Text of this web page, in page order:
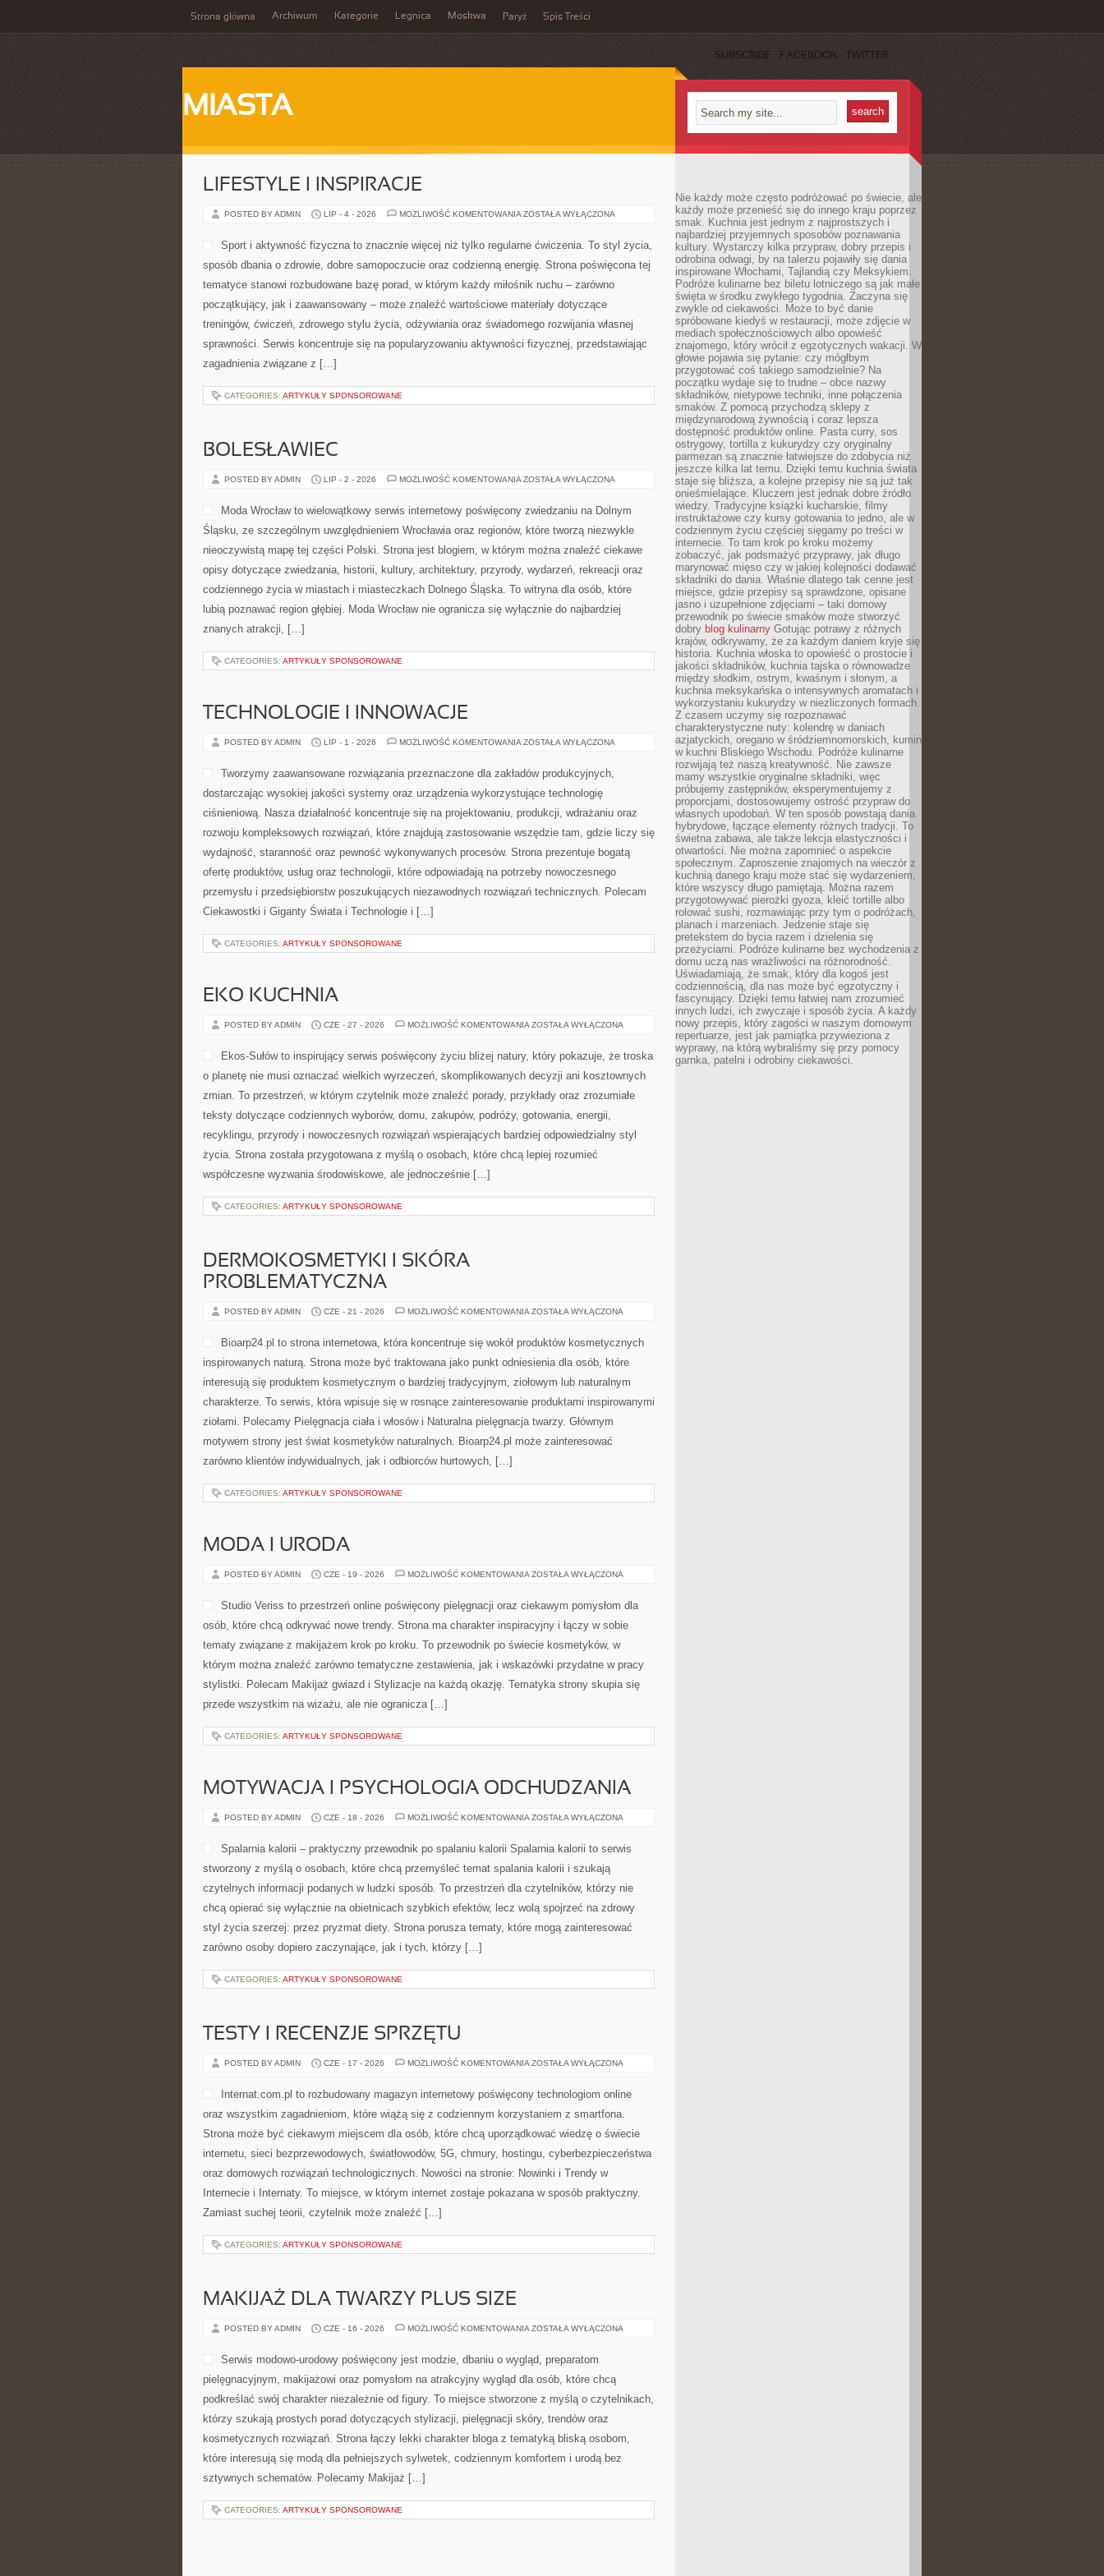
Strona główna Archiwum Kategorie Legnica Moskwa Paryż Spis Treści
SUBSCRIBE FACEBOOK TWITTER
MIASTA
LIFESTYLE I INSPIRACJE
POSTED BY ADMIN LIP - 4 - 2026 MOŻLIWOŚĆ KOMENTOWANIA LIFESTYLE
ZOSTAŁA WYŁĄCZONA
Sport i aktywność fizyczna to znacznie więcej niż tylko regularne ćwiczenia. To styl życia,
sposób dbania o zdrowie, dobre samopoczucie oraz codzienną energię. Strona poświęcona tej
tematyce stanowi rozbudowane bazę porad, w którym każdy miłośnik ruchu – zarówno
początkujący, jak i zaawansowany – może znaleźć wartościowe materiały dotyczące
treningów, ćwiczeń, zdrowego stylu życia, odżywiania oraz świadomego rozwijania własnej
sprawności. Serwis koncentruje się na popularyzowaniu aktywności fizycznej, przedstawiając
zagadnienia związane z […]
CATEGORIES: ARTYKUŁY SPONSOROWANE
BOLESŁAWIEC
POSTED BY ADMIN LIP - 2 - 2026 MOŻLIWOŚĆ KOMENTOWANIA BOLESŁAWIEC
ZOSTAŁA WYŁĄCZONA
Moda Wrocław to wielowątkowy serwis internetowy poświęcony zwiedzaniu na Dolnym
Śląsku, ze szczególnym uwzględnieniem Wrocławia oraz regionów, które tworzą niezwykle
nieoczywistą mapę tej części Polski. Strona jest blogiem, w którym można znaleźć ciekawe
opisy dotyczące zwiedzania, historii, kultury, architektury, przyrody, wydarzeń, rekreacji oraz
codziennego życia w miastach i miasteczkach Dolnego Śląska. To witryna dla osób, które
lubią poznawać region głębiej. Moda Wrocław nie ogranicza się wyłącznie do najbardziej
znanych atrakcji, […]
CATEGORIES: ARTYKUŁY SPONSOROWANE
TECHNOLOGIE I INNOWACJE
POSTED BY ADMIN LIP - 1 - 2026 MOŻLIWOŚĆ KOMENTOWANIA TECHNOLOGIE
ZOSTAŁA WYŁĄCZONA
Tworzymy zaawansowane rozwiązania przeznaczone dla zakładów produkcyjnych,
dostarczając wysokiej jakości systemy oraz urządzenia wykorzystujące technologię
ciśnieniową. Nasza działalność koncentruje się na projektowaniu, produkcji, wdrażaniu oraz
rozwoju kompleksowych rozwiązań, które znajdują zastosowanie wszędzie tam, gdzie liczy się
wydajność, staranność oraz pewność wykonywanych procesów. Strona prezentuje bogatą
ofertę produktów, usług oraz technologii, które odpowiadają na potrzeby nowoczesnego
przemysłu i przedsiębiorstw poszukujących niezawodnych rozwiązań technicznych. Polecam
Ciekawostki i Giganty Świata i Technologie i […]
CATEGORIES: ARTYKUŁY SPONSOROWANE
EKO KUCHNIA
POSTED BY ADMIN CZE - 27 - 2026 MOŻLIWOŚĆ KOMENTOWANIA EKO
ZOSTAŁA WYŁĄCZONA
Ekos-Sułów to inspirujący serwis poświęcony życiu bliżej natury, który pokazuje, że troska
o planetę nie musi oznaczać wielkich wyrzeczeń, skomplikowanych decyzji ani kosztownych
zmian. To przestrzeń, w którym czytelnik może znaleźć porady, przykłady oraz zrozumiałe
teksty dotyczące codziennych wyborów, domu, zakupów, podróży, gotowania, energii,
recyklingu, przyrody i nowoczesnych rozwiązań wspierających bardziej odpowiedzialny styl
życia. Strona została przygotowana z myślą o osobach, które chcą lepiej rozumieć
współczesne wyzwania środowiskowe, ale jednocześnie […]
CATEGORIES: ARTYKUŁY SPONSOROWANE
DERMOKOSMETYKI I SKÓRA
PROBLEMATYCZNA
POSTED BY ADMIN CZE - 21 - 2026 MOŻLIWOŚĆ KOMENTOWANIA DERMOKOSMETYKI
PROBLEMATYCZNA
ZOSTAŁA WYŁĄCZONA
Bioarp24.pl to strona internetowa, która koncentruje się wokół produktów kosmetycznych
inspirowanych naturą. Strona może być traktowana jako punkt odniesienia dla osób, które
interesują się produktem kosmetycznym o bardziej tradycyjnym, ziołowym lub naturalnym
charakterze. To serwis, która wpisuje się w rosnące zainteresowanie produktami inspirowanymi
ziołami. Polecamy Pielęgnacja ciała i włosów i Naturalna pielęgnacja twarzy. Głównym
motywem strony jest świat kosmetyków naturalnych. Bioarp24.pl może zainteresować
zarówno klientów indywidualnych, jak i odbiorców hurtowych, […]
CATEGORIES: ARTYKUŁY SPONSOROWANE
MODA I URODA
POSTED BY ADMIN CZE - 19 - 2026 MOŻLIWOŚĆ KOMENTOWANIA MODA
ZOSTAŁA WYŁĄCZONA
Studio Veriss to przestrzeń online poświęcony pielęgnacji oraz ciekawym pomysłom dla
osób, które chcą odkrywać nowe trendy. Strona ma charakter inspiracyjny i łączy w sobie
tematy związane z makijażem krok po kroku. To przewodnik po świecie kosmetyków, w
którym można znaleźć zarówno tematyczne zestawienia, jak i wskazówki przydatne w pracy
stylistki. Polecam Makijaż gwiazd i Stylizacje na każdą okazję. Tematyka strony skupia się
przede wszystkim na wizażu, ale nie ogranicza […]
CATEGORIES: ARTYKUŁY SPONSOROWANE
MOTYWACJA I PSYCHOLOGIA ODCHUDZANIA
POSTED BY ADMIN CZE - 18 - 2026 MOŻLIWOŚĆ KOMENTOWANIA MOTYWACJA
ODCHUDZANIA
ZOSTAŁA WYŁĄCZONA
Spalarnia kalorii – praktyczny przewodnik po spalaniu kalorii Spalarnia kalorii to serwis
stworzony z myślą o osobach, które chcą przemyśleć temat spalania kalorii i szukają
czytelnych informacji podanych w ludzki sposób. To przestrzeń dla czytelników, którzy nie
chcą opierać się wyłącznie na obietnicach szybkich efektów, lecz wolą spojrzeć na zdrowy
styl życia szerzej: przez pryzmat diety. Strona porusza tematy, które mogą zainteresować
zarówno osoby dopiero zaczynające, jak i tych, którzy […]
CATEGORIES: ARTYKUŁY SPONSOROWANE
TESTY I RECENZJE SPRZĘTU
POSTED BY ADMIN CZE - 17 - 2026 MOŻLIWOŚĆ KOMENTOWANIA TESTY
SPRZĘTU
ZOSTAŁA WYŁĄCZONA
Internat.com.pl to rozbudowany magazyn internetowy poświęcony technologiom online
oraz wszystkim zagadnieniom, które wiążą się z codziennym korzystaniem z smartfona.
Strona może być ciekawym miejscem dla osób, które chcą uporządkować wiedzę o świecie
internetu, sieci bezprzewodowych, światłowodów, 5G, chmury, hostingu, cyberbezpieczeństwa
oraz domowych rozwiązań technologicznych. Nowości na stronie: Nowinki i Trendy w
Internecie i Internaty. To miejsce, w którym internet zostaje pokazana w sposób praktyczny.
Zamiast suchej teorii, czytelnik może znaleźć […]
CATEGORIES: ARTYKUŁY SPONSOROWANE
MAKIJAŻ DLA TWARZY PLUS SIZE
POSTED BY ADMIN CZE - 16 - 2026 MOŻLIWOŚĆ KOMENTOWANIA MAKIJAŻ
PLUS
SIZE
ZOSTAŁA WYŁĄCZONA
Serwis modowo-urodowy poświęcony jest modzie, dbaniu o wygląd, preparatom
pielęgnacyjnym, makijażowi oraz pomysłom na atrakcyjny wygląd dla osób, które chcą
podkreślać swój charakter niezależnie od figury. To miejsce stworzone z myślą o czytelnikach,
którzy szukają prostych porad dotyczących stylizacji, pielęgnacji skóry, trendów oraz
kosmetycznych rozwiązań. Strona łączy lekki charakter bloga z tematyką bliską osobom,
które interesują się modą dla pełniejszych sylwetek, codziennym komfortem i urodą bez
sztywnych schematów. Polecamy Makijaż […]
CATEGORIES: ARTYKUŁY SPONSOROWANE
Nie każdy może często podróżować po świecie, ale
każdy może przenieść się do innego kraju poprzez
smak. Kuchnia jest jednym z najprostszych i
najbardziej przyjemnych sposobów poznawania
kultury. Wystarczy kilka przypraw, dobry przepis i
odrobina odwagi, by na talerzu pojawiły się dania
inspirowane Włochami, Tajlandią czy Meksykiem.
Podróże kulinarne bez biletu lotniczego są jak małe
święta w środku zwykłego tygodnia. Zaczyna się
zwykle od ciekawości. Może to być danie
spróbowane kiedyś w restauracji, może zdjęcie w
mediach społecznościowych albo opowieść
znajomego, który wrócił z egzotycznych wakacji. W
głowie pojawia się pytanie: czy mógłbym
przygotować coś takiego samodzielnie? Na
początku wydaje się to trudne – obce nazwy
składników, nietypowe techniki, inne połączenia
smaków. Z pomocą przychodzą sklepy z
międzynarodową żywnością i coraz lepsza
dostępność produktów online. Pasta curry, sos
ostrygowy, tortilla z kukurydzy czy oryginalny
parmezan są znacznie łatwiejsze do zdobycia niż
jeszcze kilka lat temu. Dzięki temu kuchnia świata
staje się bliższa, a kolejne przepisy nie są już tak
onieśmielające. Kluczem jest jednak dobre źródło
wiedzy. Tradycyjne książki kucharskie, filmy
instruktażowe czy kursy gotowania to jedno, ale w
codziennym życiu częściej sięgamy po treści w
internecie. To tam krok po kroku możemy
zobaczyć, jak podsmażyć przyprawy, jak długo
marynować mięso czy w jakiej kolejności dodawać
składniki do dania. Właśnie dlatego tak cenne jest
miejsce, gdzie przepisy są sprawdzone, opisane
jasno i uzupełnione zdjęciami – taki domowy
przewodnik po świecie smaków może stworzyć
dobry blog kulinarny Gotując potrawy z różnych
krajów, odkrywamy, że za każdym daniem kryje się
historia. Kuchnia włoska to opowieść o prostocie i
jakości składników, kuchnia tajska o równowadze
między słodkim, ostrym, kwaśnym i słonym, a
kuchnia meksykańska o intensywnych aromatach i
wykorzystaniu kukurydzy w niezliczonych formach.
Z czasem uczymy się rozpoznawać
charakterystyczne nuty: kolendrę w daniach
azjatyckich, oregano w śródziemnomorskich, kumin
w kuchni Bliskiego Wschodu. Podróże kulinarne
rozwijają też naszą kreatywność. Nie zawsze
mamy wszystkie oryginalne składniki, więc
próbujemy zastępników, eksperymentujemy z
proporcjami, dostosowujemy ostrość przypraw do
własnych upodobań. W ten sposób powstają dania
hybrydowe, łączące elementy różnych tradycji. To
świetna zabawa, ale także lekcja elastyczności i
otwartości. Nie można zapomnieć o aspekcie
społecznym. Zaproszenie znajomych na wieczór z
kuchnią danego kraju może stać się wydarzeniem,
które wszyscy długo pamiętają. Można razem
przygotowywać pierożki gyoza, kleić tortille albo
rolować sushi, rozmawiając przy tym o podróżach,
planach i marzeniach. Jedzenie staje się
pretekstem do bycia razem i dzielenia się
przeżyciami. Podróże kulinarne bez wychodzenia z
domu uczą nas wrażliwości na różnorodność.
Uświadamiają, że smak, który dla kogoś jest
codziennością, dla nas może być egzotyczny i
fascynujący. Dzięki temu łatwiej nam zrozumieć
innych ludzi, ich zwyczaje i sposób życia. A każdy
nowy przepis, który zagości w naszym domowym
repertuarze, jest jak pamiątka przywieziona z
wyprawy, na którą wybraliśmy się przy pomocy
garnka, patelni i odrobiny ciekawości.